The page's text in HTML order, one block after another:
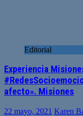
Editorial
Experiencia
afecto». Misiones
22 mayo, 2021 Karen